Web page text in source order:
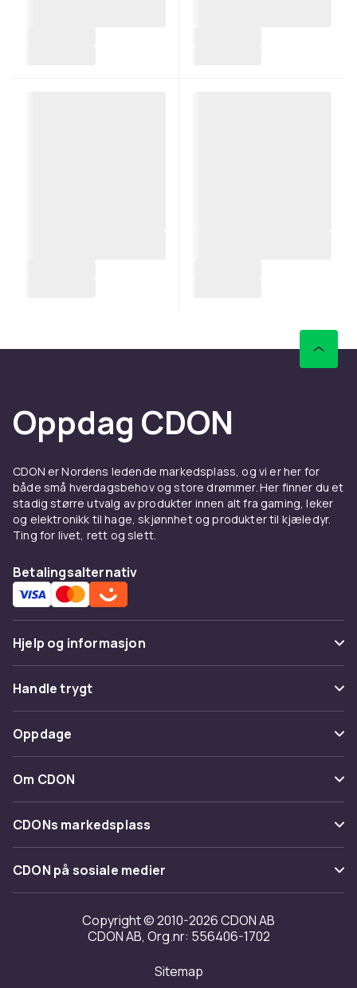
Oppdag CDON
CDON er Nordens ledende markedsplass, og vi er her for
både små hverdagsbehov og store drømmer. Her finner du et
stadig større utvalg av produkter innen alt fra gaming, leker
og elektronikk til hage, skjønnhet og produkter til kjæledyr.
Ting for livet, rett og slett.
Betalingsalternativ
Hjelp og informasjon
Vanlige spørsmål
Spor pakke
Angre & returner her
Kontakt oss
Handle trygt
Betaling
Levering
Tilbakekallinger
Oppdage
Kategorier
Varemerker
Om CDON
Om oss
Kundeanmeldelser
Jobbe på CDON
Investor relations
Tilgjengelighet
CDONs markedsplass
Merchant Help Center
CDON på sosiale medier
Copyright © 2010-2026 CDON AB
CDON AB, Org.nr: 556406-1702
Sitemap